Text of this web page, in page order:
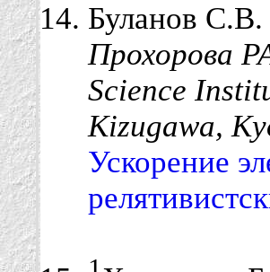
Буланов С.В.
Прохорова
Science
Kizugawa,
Ускорение